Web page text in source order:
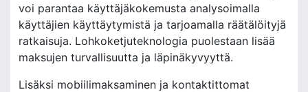
voi parantaa käyttäjäkokemusta analysoimalla
käyttäjien käyttäytymistä ja tarjoamalla räätälöityjä
ratkaisuja. Lohkoketjuteknologia puolestaan lisää
maksujen turvallisuutta ja läpinäkyvyyttä.
Lisäksi mobiilimaksaminen ja kontaktittomat